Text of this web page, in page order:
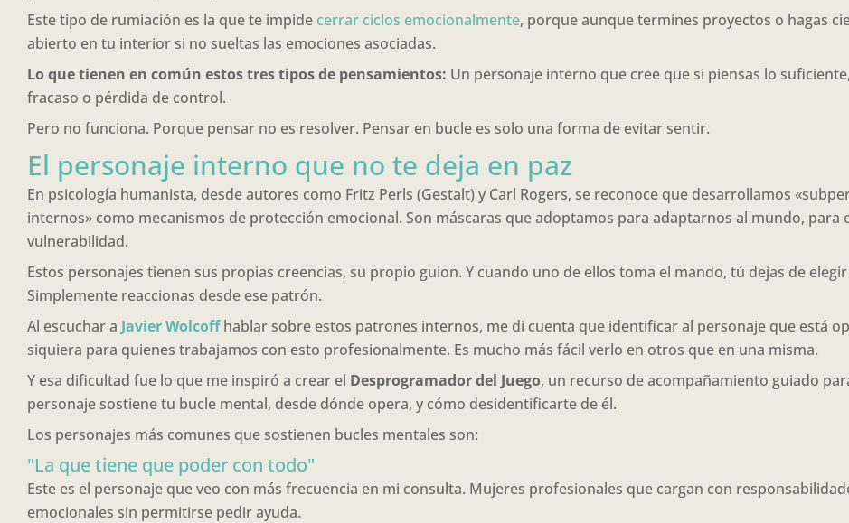
Este tipo de rumiación es la que te impide cerrar ciclos emocionalmente, porque aunque termines proyectos o hagas
abierto en tu interior si no sueltas las emociones asociadas.
Lo que tienen en común estos tres tipos de pensamientos: Un personaje interno que cree que si piensas lo
fracaso o pérdida de control.
Pero no funciona. Porque pensar no es resolver. Pensar en bucle es solo una forma de evitar sentir.
El personaje interno que no te deja en paz
En psicología humanista, desde autores como Fritz Perls (Gestalt) y Carl Rogers, se reconoce que desarrollamos
internos» como mecanismos de protección emocional. Son máscaras que adoptamos para adaptarnos al mundo, para
vulnerabilidad.
Estos personajes tienen sus propias creencias, su propio guion. Y cuando uno de ellos toma el mando, tú dejas de
Simplemente reaccionas desde ese patrón.
Al escuchar a Javier Wolcoffhablar sobre estos patrones internos, me di cuenta que identificar al personaje que está
siquiera para quienes trabajamos con esto profesionalmente. Es mucho más fácil verlo en otros que en una misma.
Y esa dificultad fue lo que me inspiró a crear el Desprogramador del Juego, un recurso de acompañamiento guiado
personaje sostiene tu bucle mental, desde dónde opera, y cómo desidentificarte de él.
Los personajes más comunes que sostienen bucles mentales son:
"La que tiene que poder con todo"
Este es el personaje que veo con más frecuencia en mi consulta. Mujeres profesionales que cargan con
emocionales sin permitirse pedir ayuda.